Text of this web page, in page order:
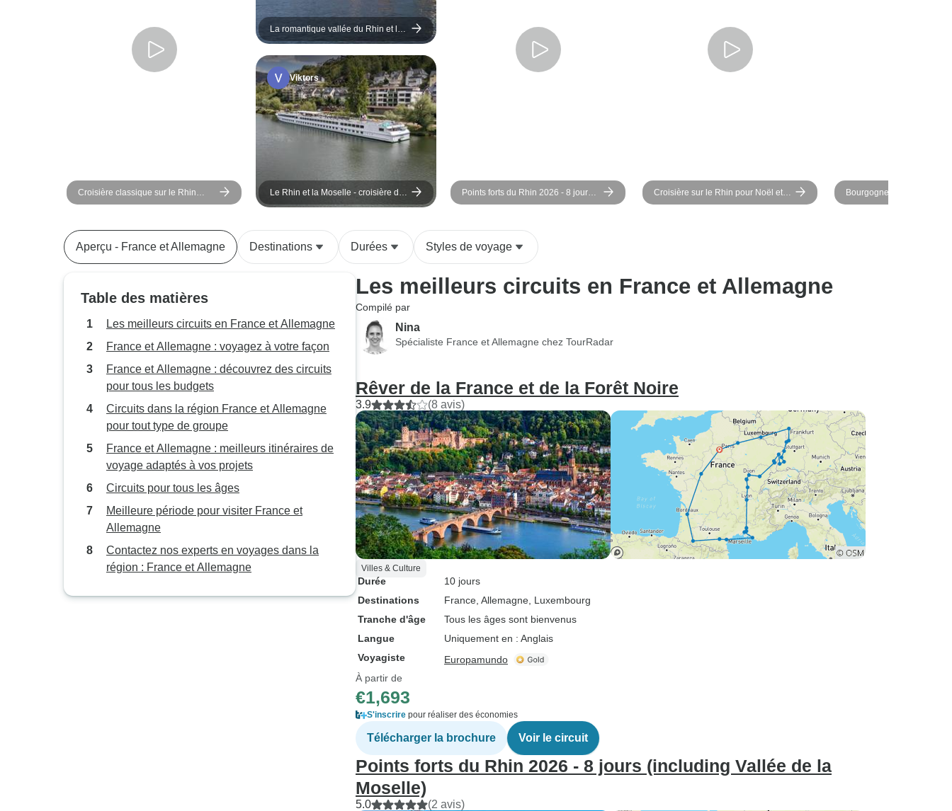
Croisière classique sur le Rhin
(Amsterdam - Bâle) (12
La romantique vallée du Rhin et le
rocher de la Lorelei - croisière de
port en port
Viktors
Le Rhin et la Moselle - croisière de
port à port
Points forts du Rhin 2026 - 8 jours
(including Vallée de la Moselle)
Croisière sur le Rhin pour Noël et le
Nouvel An : Düsseldorf - Düsseldorf
Bourgogne, Alsace et
Fin à Paris
Aperçu - France et Allemagne Destinations Durées Styles de voyage
Table des matières
Les meilleurs circuits en France et Allemagne
France et Allemagne : voyagez à votre façon
France et Allemagne : découvrez des circuits
pour tous les budgets
Circuits dans la région France et Allemagne
pour tout type de groupe
France et Allemagne : meilleurs itinéraires de
voyage adaptés à vos projets
Circuits pour tous les âges
Meilleure période pour visiter France et
Allemagne
Contactez nos experts en voyages dans la
région : France et Allemagne
Les meilleurs circuits en France et Allemagne
Compilé par
Nina
Spécialiste France et Allemagne chez TourRadar
Rêver de la France et de la Forêt Noire
3.9 (8 avis)
Villes & Culture
Durée
10 jours
Destinations
France , Allemagne , Luxembourg
Tranche d'âge
Tous les âges sont bienvenus
Langue
Uniquement en : Anglais
Voyagiste
Europamundo
À partir de
€1,693
S'inscrire pour réaliser des économies
Télécharger la brochure Voir le circuit
Points forts du Rhin 2026 - 8 jours (including Vallée de la
Moselle)
5.0 (2 avis)